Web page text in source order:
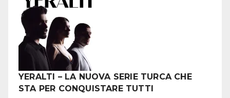
YERALTI – LA NUOVA SERIE TURCA CHE
STA PER CONQUISTARE TUTTI